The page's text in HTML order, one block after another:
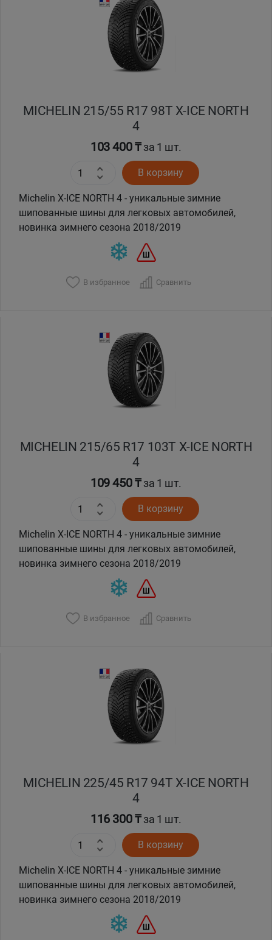
MICHELIN 215/55 R17 98T X-ICE NORTH
4
103 400 ₸за 1 шт.
В корзину
Michelin X-ICE NORTH 4 - уникальные зимние
шипованные шины для легковых автомобилей,
новинка зимнего сезона 2018/2019
В избранное Сравнить
MICHELIN 215/65 R17 103T X-ICE NORTH
4
109 450 ₸за 1 шт.
В корзину
Michelin X-ICE NORTH 4 - уникальные зимние
шипованные шины для легковых автомобилей,
новинка зимнего сезона 2018/2019
В избранное Сравнить
MICHELIN 225/45 R17 94T X-ICE NORTH
4
116 300 ₸за 1 шт.
В корзину
Michelin X-ICE NORTH 4 - уникальные зимние
шипованные шины для легковых автомобилей,
новинка зимнего сезона 2018/2019
Павлодар
Талдыкорган